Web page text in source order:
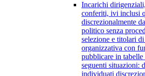
Incarichi
conferiti, ivi inclusi
discrezionalmente
politico senza
selezione e titolari
organizzativa con
pubblicare in
seguenti situazioni:
individuati